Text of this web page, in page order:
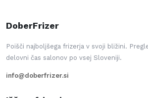
DoberFrizer
Poišči najboljšega frizerja v svoji bližini.
delovni čas salonov po vsej Sloveniji.
info@doberfrizer.si